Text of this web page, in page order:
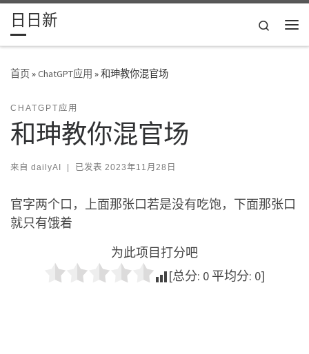
Skip to content
日日新
Search
首页»ChatGPT应用 »和珅教你混官场
CHATGPT应用
和珅教你混官场
来自 dailyAI | 已发表 2023年11月28日
官字两个口，上面那张口若是没有吃饱，下面那张口
就只有饿着
为此项目打分吧
[总分: 0 平均分: 0]